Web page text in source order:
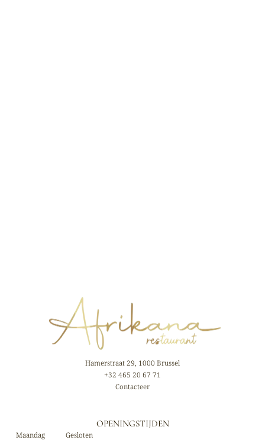
Hamerstraat 29, 1000 Brussel
+32 465 20 67 71
Contacteer
OPENINGSTIJDEN
Maandag Gesloten